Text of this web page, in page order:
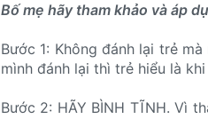
Bố mẹ hãy tham khảo và áp
Bước 1: Không đánh lại trẻ
mình đánh lại thì trẻ hiểu là
Bước 2: HÃY BÌNH TĨNH. Vì